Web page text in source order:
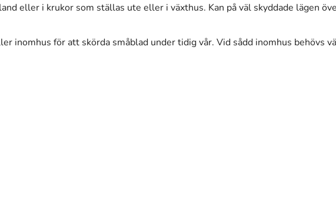
eller i krukor som ställas ute eller i växthus. Kan på väl skyddade lägen
inomhus för att skörda småblad under tidig vår. Vid sådd inomhus behövs